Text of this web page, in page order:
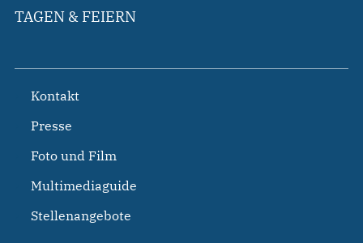
TAGEN & FEIERN
Kontakt
Presse
Foto und Film
Multimediaguide
Stellenangebote